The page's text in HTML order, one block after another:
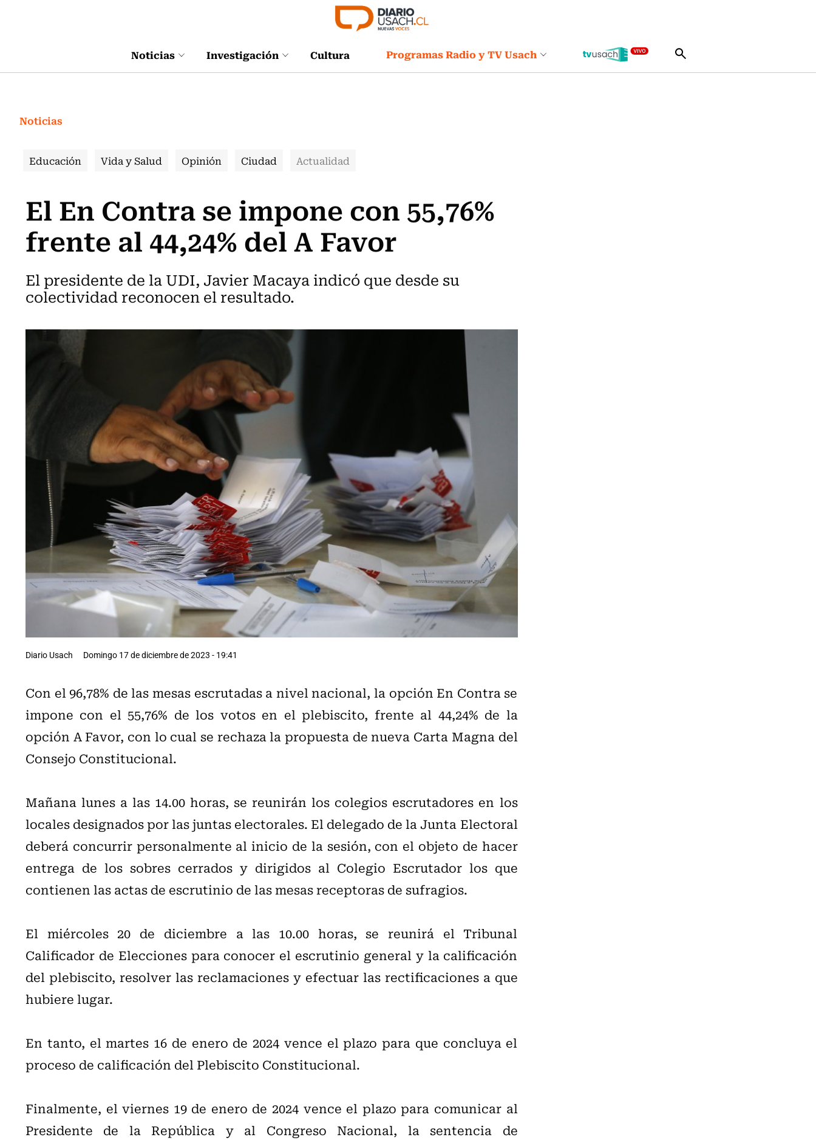
Noticias Investigación Cultura Programas Radio y TV Usach
Noticias
Educación Vida y Salud Opinión Ciudad Actualidad
El En Contra se impone con 55,76%
frente al 44,24% del A Favor
El presidente de la UDI, Javier Macaya indicó que desde su
colectividad reconocen el resultado.
Diario Usach Domingo 17 de diciembre de 2023 - 19:41
Con el 96,78% de las mesas escrutadas a nivel nacional, la opción En Contra se
impone con el 55,76% de los votos en el plebiscito, frente al 44,24% de la
opción A Favor, con lo cual se rechaza la propuesta de nueva Carta Magna del
Consejo Constitucional.
Mañana lunes a las 14.00 horas, se reunirán los colegios escrutadores en los
locales designados por las juntas electorales. El delegado de la Junta Electoral
deberá concurrir personalmente al inicio de la sesión, con el objeto de hacer
entrega de los sobres cerrados y dirigidos al Colegio Escrutador los que
contienen las actas de escrutinio de las mesas receptoras de sufragios.
El miércoles 20 de diciembre a las 10.00 horas, se reunirá el Tribunal
Calificador de Elecciones para conocer el escrutinio general y la calificación
del plebiscito, resolver las reclamaciones y efectuar las rectificaciones a que
hubiere lugar.
En tanto, el martes 16 de enero de 2024 vence el plazo para que concluya el
proceso de calificación del Plebiscito Constitucional.
Finalmente, el viernes 19 de enero de 2024 vence el plazo para comunicar al
Presidente de la República y al Congreso Nacional, la sentencia de